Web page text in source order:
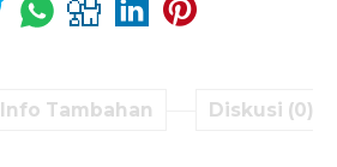
Info Tambahan Diskusi (0)